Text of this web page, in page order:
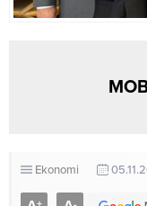
Ekonomi